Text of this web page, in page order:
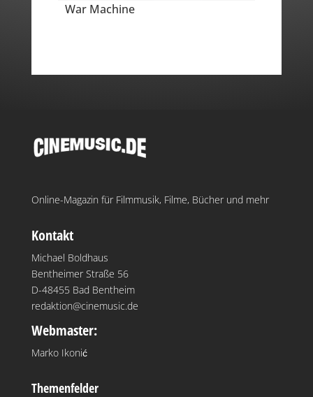
War Machine
Online-Magazin für Filmmusik, Filme, Bücher und mehr
Kontakt
Michael Boldhaus
Bentheimer Straße 56
D-48455 Bad Bentheim
redaktion@cinemusic.de
Webmaster:
Marko Ikonić
Themenfelder